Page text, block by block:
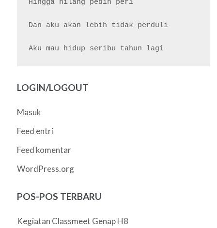
Hingga hilang pedih peri
Dan aku akan lebih tidak perduli
LOGIN/LOGOUT
Masuk
Feed entri
Feed komentar
WordPress.org
POS-POS TERBARU
Kegiatan Classmeet Genap H8